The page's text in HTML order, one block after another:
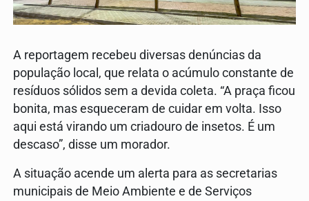
A reportagem recebeu diversas denúncias da
população local, que relata o acúmulo constante de
resíduos sólidos sem a devida coleta. “A praça ficou
bonita, mas esqueceram de cuidar em volta. Isso
aqui está virando um criadouro de insetos. É um
descaso”, disse um morador.
A situação acende um alerta para as secretarias
municipais de Meio Ambiente e de Serviços